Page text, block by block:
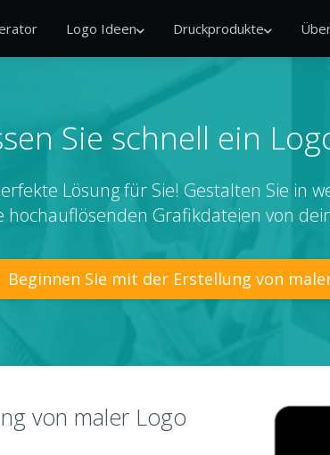
Logo Ideen Druckprodukte
Sie schnell ein
Lösung für Sie! Gestalten Sie in
hochauflösenden Grafikdateien von
Beginnen SIe mit der Erstellung von
von maler Logo